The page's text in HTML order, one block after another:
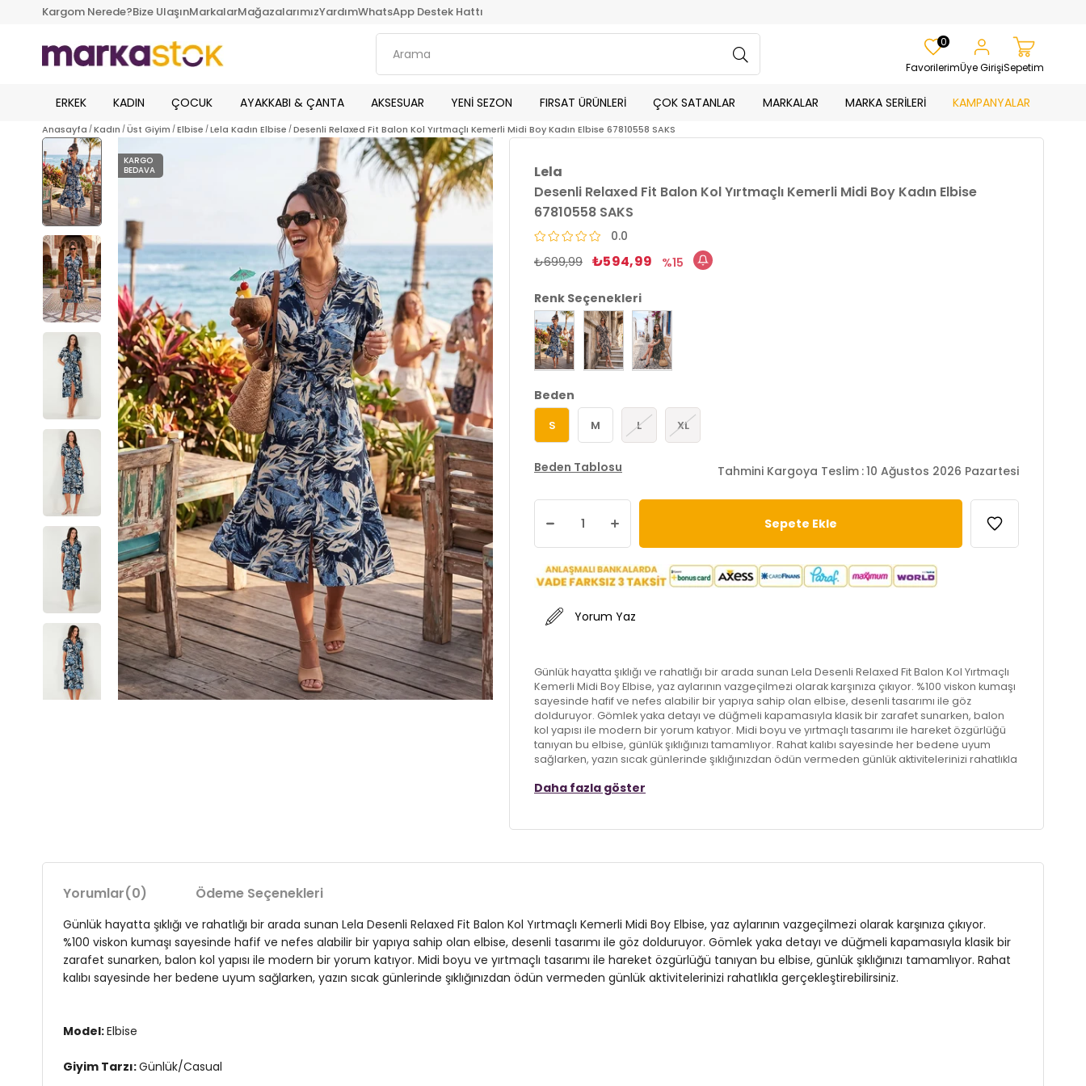
Kargom Nerede?Bize UlaşınMarkalarMağazalarımızYardımWhatsApp Destek Hattı
Favorilerim
0
Üye GirişiSepetim
ERKEK KADIN ÇOCUK AYAKKABI & ÇANTA AKSESUAR YENİ SEZON FIRSAT ÜRÜNLERİ ÇOK SATANLAR MARKALAR MARKA SERİLERİ KAMPANYALAR
Anasayfa Kadın Üst Giyim Elbise Lela Kadın Elbise Desenli Relaxed Fit Balon Kol Yırtmaçlı Kemerli Midi Boy Kadın Elbise 67810558 SAKS
KARGO
BEDAVA
Lela
Desenli Relaxed Fit Balon Kol Yırtmaçlı Kemerli Midi Boy Kadın Elbise
67810558 SAKS
0.0
₺699,99 ₺594,99 15
Renk Seçenekleri
Beden
S M L XL
Beden Tablosu Tahmini Kargoya Teslim :10 Ağustos 2026 Pazartesi
Yorum Yaz
Günlük hayatta şıklığı ve rahatlığı bir arada sunan Lela Desenli Relaxed Fit Balon Kol Yırtmaçlı
Kemerli Midi Boy Elbise, yaz aylarının vazgeçilmezi olarak karşınıza çıkıyor. %100 viskon kumaşı
sayesinde hafif ve nefes alabilir bir yapıya sahip olan elbise, desenli tasarımı ile göz
dolduruyor. Gömlek yaka detayı ve düğmeli kapamasıyla klasik bir zarafet sunarken, balon
kol yapısı ile modern bir yorum katıyor. Midi boyu ve yırtmaçlı tasarımı ile hareket özgürlüğü
tanıyan bu elbise, günlük şıklığınızı tamamlıyor. Rahat kalıbı sayesinde her bedene uyum
sağlarken, yazın sıcak günlerinde şıklığınızdan ödün vermeden günlük aktivitelerinizi rahatlıkla
Materyal:
Yaka Tipi: Gömlek Yaka
Daha fazla göster
Yorumlar(0) Ödeme Seçenekleri
Günlük hayatta şıklığı ve rahatlığı bir arada sunan Lela Desenli Relaxed Fit Balon Kol Yırtmaçlı Kemerli Midi Boy Elbise, yaz aylarının vazgeçilmezi olarak karşınıza çıkıyor.
%100 viskon kumaşı sayesinde hafif ve nefes alabilir bir yapıya sahip olan elbise, desenli tasarımı ile göz dolduruyor. Gömlek yaka detayı ve düğmeli kapamasıyla klasik bir
zarafet sunarken, balon kol yapısı ile modern bir yorum katıyor. Midi boyu ve yırtmaçlı tasarımı ile hareket özgürlüğü tanıyan bu elbise, günlük şıklığınızı tamamlıyor. Rahat
kalıbı sayesinde her bedene uyum sağlarken, yazın sıcak günlerinde şıklığınızdan ödün vermeden günlük aktivitelerinizi rahatlıkla gerçekleştirebilirsiniz.
Model:Elbise
Giyim Tarzı:Günlük/Casual